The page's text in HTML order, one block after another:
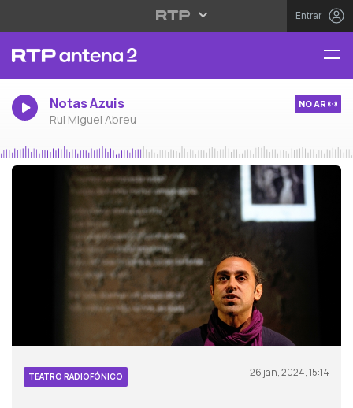
Entrar
Notas Azuis
Rui Miguel Abreu
NO AR
TEATRO RADIOFÓNICO 26 jan, 2024, 15:14